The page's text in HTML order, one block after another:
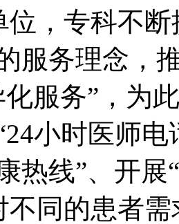
位，专科不
服务理念，
化服务”，为
小时医师
热线”、开
不同的患者